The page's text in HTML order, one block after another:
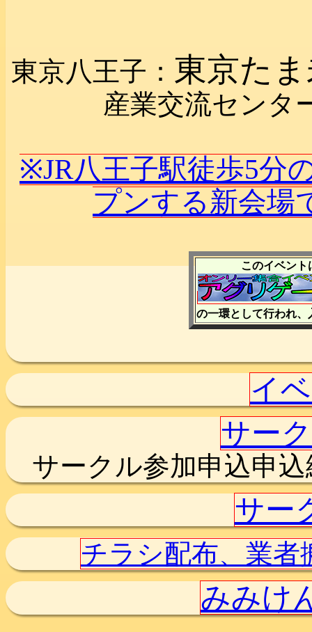
東京八王子： 東京た
産業交流セン
※JR八王子駅徒歩5分
プンする新会場
このイベント
の一環として行われ
イ
サー
サークル参加申込申
サー
チラシ配布、業者
みみけ